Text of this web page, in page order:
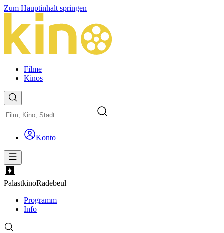
Zum Hauptinhalt springen
Filme
Kinos
Konto
PalastkinoRadebeul
Programm
Info